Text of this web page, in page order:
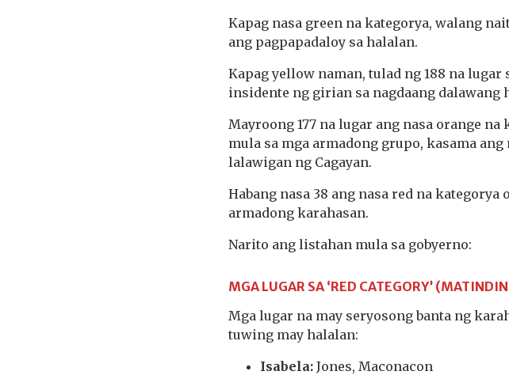
Kapag nasa green na kategorya, walang
ang pagpapadaloy sa halalan.
Kapag yellow naman, tulad ng 188 na
insidente ng girian sa nagdaang dalawang
Mayroong 177 na lugar ang nasa orange
mula sa mga armadong grupo, kasama ang
lalawigan ng Cagayan.
Habang nasa 38 ang nasa red na
armadong karahasan.
Narito ang listahan mula sa gobyerno:
MGA LUGAR SA ‘RED CATEGORY’
Mga lugar na may seryosong banta ng
tuwing may halalan:
Isabela: Jones, Maconacon